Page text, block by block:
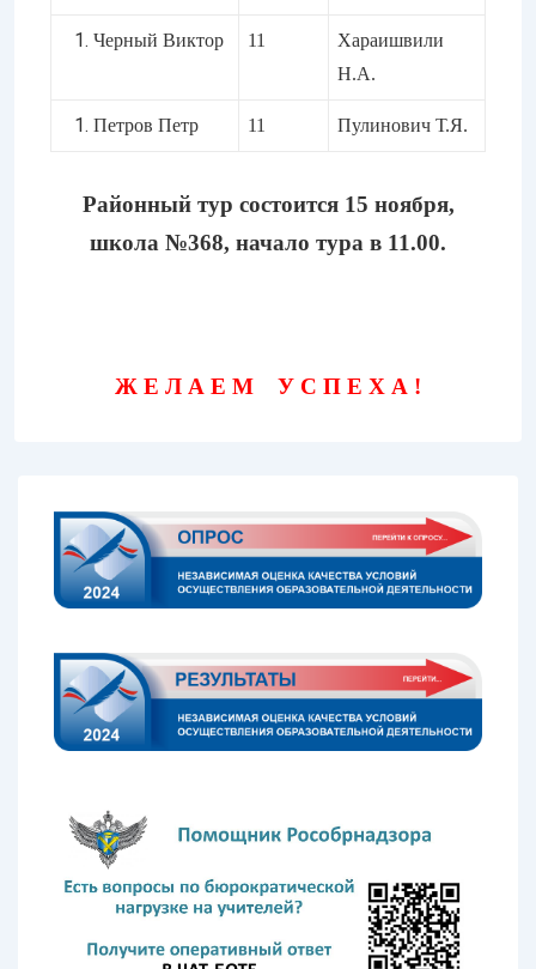
Черный Виктор 11
Хараишвили
Н.А.
Петров Петр 11 Пулинович Т.Я.
Районный тур состоится 15 ноября,
школа №368, начало тура в 11.00.
Ж Е Л А Е М У С П Е Х А !